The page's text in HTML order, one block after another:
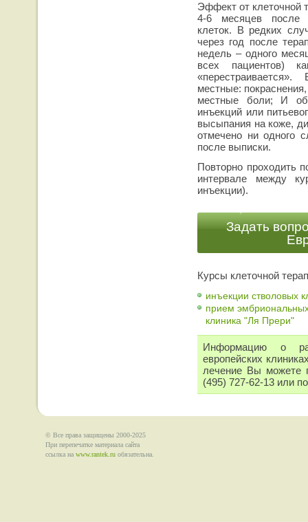
Эффект от клеточной
4-6 месяцев после
клеток. В редких
через год после
недель – одного
всех пациентов)
местные:
местные боли; И
инъекций или
высыпания на коже,
отмечено ни одного
после выписки.
Повторно проходить
интервале между
инъекции).
Задать
Курсы клеточной
инъекции стволовых
прием эмбриональных
клиника "Ля Прери"
Информацию о
европейских
лечение Вы можете
(495) 727-62-13 или
© Все права защищены 2000-2025
При перепечатке материала сайта
ссылка на www.rantek.ru обязательна.